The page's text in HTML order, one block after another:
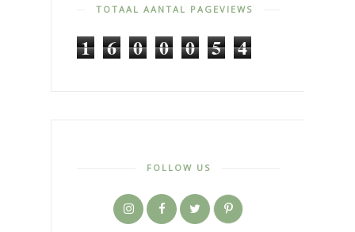
TOTAAL AANTAL PAGEVIEWS
1 6 0 0 0 5 4
FOLLOW US